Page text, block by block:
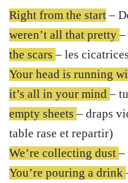
Right from the start –
weren’t all that pretty
the scars– les cicatrices
Your head is running
it’s all in your mind–
empty sheets– draps
table rase et repartir)
We’re collecting dust–
You’re pouring a drink